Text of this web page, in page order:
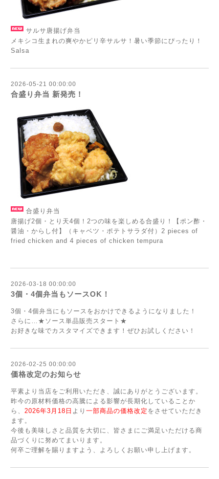
サルサ唐揚げ弁当
メキシコ生まれの爽やかピリ辛サルサ！暑い季節にぴったり！
Salsa
2026-05-21 00:00:00
合盛り弁当 新発売！
合盛り弁当
唐揚げ2個・とり天4個！2つの味を楽しめる合盛り！【ポン酢・
醤油・からし付】（キャベツ・ポテトサラダ付）2 pieces of
fried chicken and 4 pieces of chicken tempura
2026-03-18 00:00:00
3個・4個弁当もソースOK！
3個・4個弁当にもソースをおかけできるようになりました！
さらに…★ソース単品販売スタート★
お好きな味でカスタマイズできます！ぜひお試しください！
2026-02-25 00:00:00
価格改定のお知らせ
平素より当店をご利用いただき、誠にありがとうございます。
昨今の原材料価格の高騰による影響が長期化していることか
ら、 2026年3月18日 より 一部商品の価格改定 をさせていただき
ます。
今後も美味しさと品質を大切に、皆さまにご満足いただける商
品づくりに努めてまいります。
何卒ご理解を賜りますよう、よろしくお願い申し上げます。